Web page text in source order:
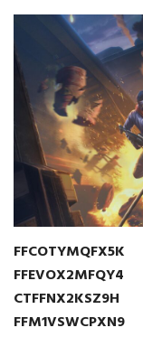
FFCOTYMQFX5K
FFEVOX2MFQY4
CTFFNX2KSZ9H
FFM1VSWCPXN9